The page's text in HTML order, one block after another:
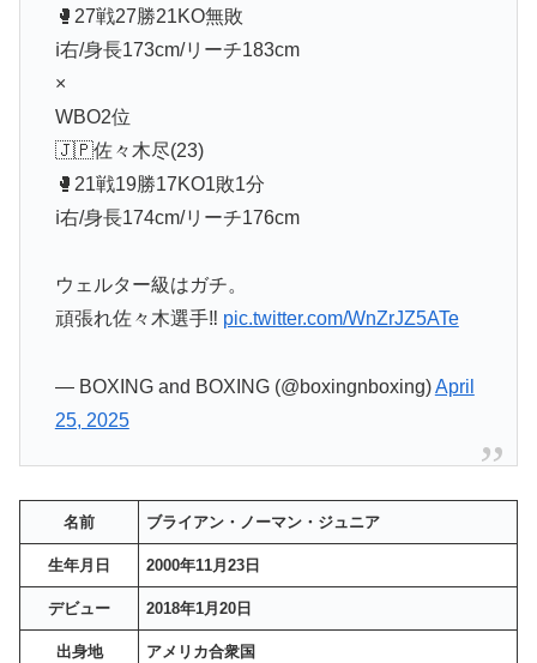
🥊27戦27勝21KO無敗
ℹ️右/身長173cm/リーチ183cm
×
WBO2位
🇯🇵佐々木尽(23)
🥊21戦19勝17KO1敗1分
ℹ️右/身長174cm/リーチ176cm
ウェルター級はガチ。
頑張れ佐々木選手‼️ pic.twitter.com/WnZrJZ5ATe
— BOXING and BOXING (@boxingnboxing)April
25, 2025
名前 ブライアン・ノーマン・ジュニア
生年月日 2000年11月23日
デビュー 2018年1月20日
出身地 アメリカ合衆国